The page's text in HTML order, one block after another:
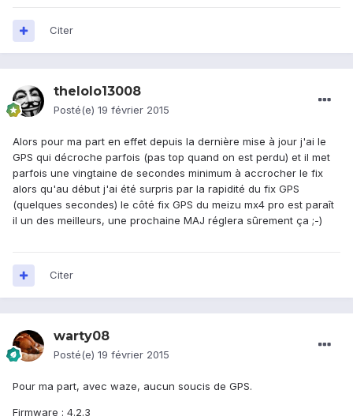
Citer
thelolo13008
Posté(e) 19 février 2015
Alors pour ma part en effet depuis la dernière mise à jour j'ai le
GPS qui décroche parfois (pas top quand on est perdu) et il met
parfois une vingtaine de secondes minimum à accrocher le fix
alors qu'au début j'ai été surpris par la rapidité du fix GPS
(quelques secondes) le côté fix GPS du meizu mx4 pro est paraît
il un des meilleurs, une prochaine MAJ réglera sûrement ça ;-)
Citer
warty08
Posté(e) 19 février 2015
Pour ma part, avec waze, aucun soucis de GPS.
Firmware : 4.2.3